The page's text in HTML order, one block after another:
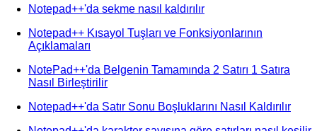
Notepad++'da sekme nasıl kaldırılır
Notepad++ Kısayol Tuşları ve Fonksiyonlarının
Açıklamaları
NotePad++'da Belgenin Tamamında 2 Satırı 1 Satıra
Nasıl Birleştirilir
Notepad++'da Satır Sonu Boşluklarını Nasıl Kaldırılır